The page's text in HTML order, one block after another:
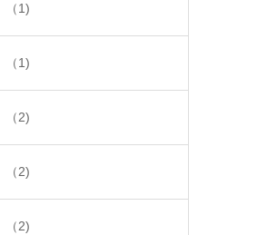
（1)
（1)
（2)
（2)
（2)